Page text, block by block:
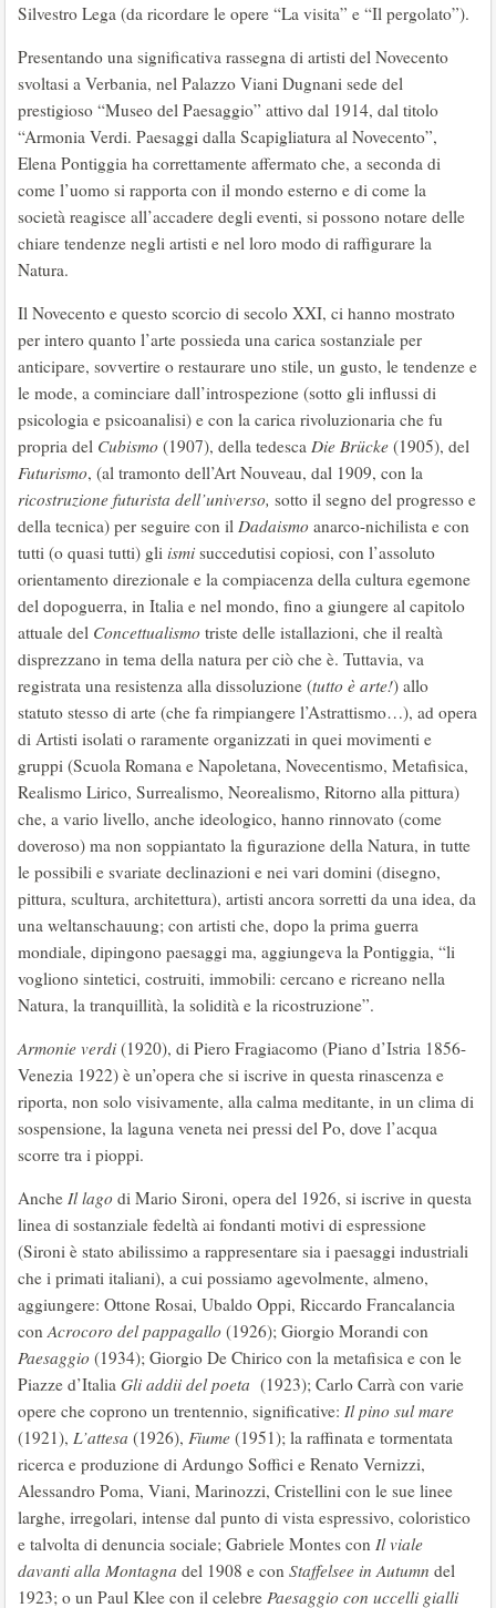
Silvestro Lega (da ricordare le opere “La visita” e “Il pergolato”).
Presentando una significativa rassegna di artisti del Novecento
svoltasi a Verbania, nel Palazzo Viani Dugnani sede del
prestigioso “Museo del Paesaggio” attivo dal 1914, dal titolo
“Armonia Verdi. Paesaggi dalla Scapigliatura al Novecento”,
Elena Pontiggia ha correttamente affermato che, a seconda di
come l’uomo si rapporta con il mondo esterno e di come la
società reagisce all’accadere degli eventi, si possono notare delle
chiare tendenze negli artisti e nel loro modo di raffigurare la
Natura.
Il Novecento e questo scorcio di secolo XXI, ci hanno mostrato
per intero quanto l’arte possieda una carica sostanziale per
anticipare, sovvertire o restaurare uno stile, un gusto, le tendenze e
le mode, a cominciare dall’introspezione (sotto gli influssi di
psicologia e psicoanalisi) e con la carica rivoluzionaria che fu
propria del Cubismo (1907), della tedesca Die Brücke (1905), del
Futurismo, (al tramonto dell’Art Nouveau, dal 1909, con la
ricostruzione futurista dell’universo, sotto il segno del progresso e
della tecnica) per seguire con il Dadaismo anarco-nichilista e con
tutti (o quasi tutti) gli ismi succedutisi copiosi, con l’assoluto
orientamento direzionale e la compiacenza della cultura egemone
del dopoguerra, in Italia e nel mondo, fino a giungere al capitolo
attuale del Concettualismo triste delle istallazioni, che il realtà
disprezzano in tema della natura per ciò che è. Tuttavia, va
registrata una resistenza alla dissoluzione (tutto è arte!) allo
statuto stesso di arte (che fa rimpiangere l’Astrattismo…), ad opera
di Artisti isolati o raramente organizzati in quei movimenti e
gruppi (Scuola Romana e Napoletana, Novecentismo, Metafisica,
Realismo Lirico, Surrealismo, Neorealismo, Ritorno alla pittura)
che, a vario livello, anche ideologico, hanno rinnovato (come
doveroso) ma non soppiantato la figurazione della Natura, in tutte
le possibili e svariate declinazioni e nei vari domini (disegno,
pittura, scultura, architettura), artisti ancora sorretti da una idea, da
una weltanschauung; con artisti che, dopo la prima guerra
mondiale, dipingono paesaggi ma, aggiungeva la Pontiggia, “li
vogliono sintetici, costruiti, immobili: cercano e ricreano nella
Natura, la tranquillità, la solidità e la ricostruzione”.
Armonie verdi (1920), di Piero Fragiacomo (Piano d’Istria 1856-
Venezia 1922) è un’opera che si iscrive in questa rinascenza e
riporta, non solo visivamente, alla calma meditante, in un clima di
sospensione, la laguna veneta nei pressi del Po, dove l’acqua
scorre tra i pioppi.
Anche Il lago di Mario Sironi, opera del 1926, si iscrive in questa
linea di sostanziale fedeltà ai fondanti motivi di espressione
(Sironi è stato abilissimo a rappresentare sia i paesaggi industriali
che i primati italiani), a cui possiamo agevolmente, almeno,
aggiungere: Ottone Rosai, Ubaldo Oppi, Riccardo Francalancia
conAcrocoro del pappagallo (1926); Giorgio Morandi con
Paesaggio (1934); Giorgio De Chirico con la metafisica e con le
Piazze d’Italia Gli addii del poeta (1923); Carlo Carrà con varie
opere che coprono un trentennio, significative: Il pino sul mare
(1921), L’attesa (1926), Fiume (1951); la raffinata e tormentata
ricerca e produzione di Ardungo Soffici e Renato Vernizzi,
Alessandro Poma, Viani, Marinozzi, Cristellini con le sue linee
larghe, irregolari, intense dal punto di vista espressivo, coloristico
e talvolta di denuncia sociale; Gabriele Montes con Il viale
davanti alla Montagna del 1908 e con Staffelsee in Autumn del
1923; o un Paul Klee con il celebre Paesaggio con uccelli gialli